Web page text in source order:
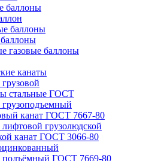
баллоны
баллоны
газовые баллоны
канаты
стальные ГОСТ
грузоподъемный
канат ГОСТ 7667-80
грузолюдской
канат ГОСТ 3066-80
подъёмный ГОСТ 7669-80